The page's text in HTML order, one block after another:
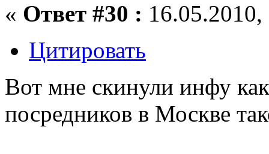
« Ответ #30 :
Цитировать
Вот мне скинули инфу
посредников в Москве